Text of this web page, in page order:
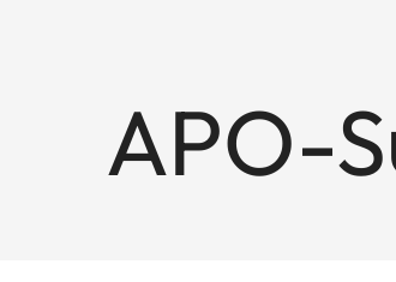
APO-